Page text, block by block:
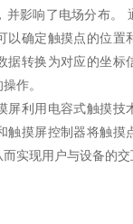
并影响了电场分布。
以确定触摸点的位置
据转换为对应的坐标
作。
屏利用电容式触摸技
触摸屏控制器将触摸
实现用户与设备的交